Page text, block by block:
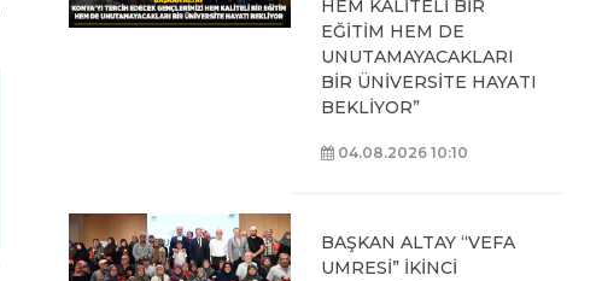
HEM KALİTELİ BİR
EĞİTİM HEM DE
UNUTAMAYACAKLARI
BİR ÜNİVERSİTE HAYATI
BEKLİYOR”
04.08.2026 10:10
BAŞKAN ALTAY “VEFA
UMRESİ” İKİNCİ